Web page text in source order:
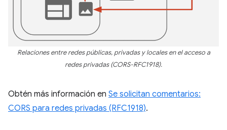
Relaciones entre redes públicas, privadas y locales en el acceso a
redes privadas (CORS-RFC1918).
Obtén más información en Se solicitan comentarios:
CORS para redes privadas (RFC1918).